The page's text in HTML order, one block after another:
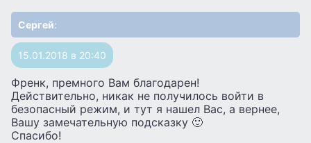
Сергей:
15.01.2018 в 20:40
Френк, премного Вам благодарен!
Действительно, никак не получилось войти в
безопасный режим, и тут я нашел Вас, а вернее,
Вашу замечательную подсказку 🙂
Спасибо!